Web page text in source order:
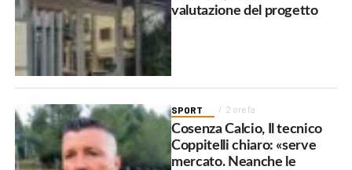
valutazione del progetto
SPORT 2 ore fa
Cosenza Calcio, Il tecnico
Coppitelli chiaro: «serve
mercato. Neanche le